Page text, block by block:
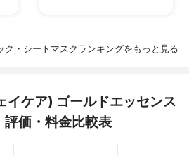
ク・シートマスクランキングをもっと見る
ケア) ゴールドエッセンス
価・料金比較表